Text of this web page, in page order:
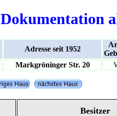
Dokumentation
Adresse seit 1952
Markgröninger Str. 20
Besitzer